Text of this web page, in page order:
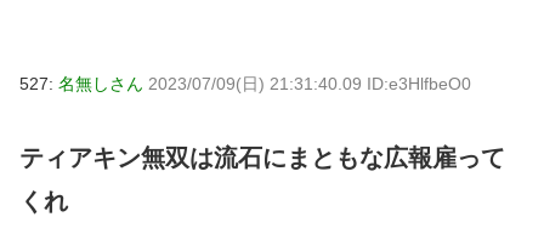
527: 名無しさん 2023/07/09(日) 21:31:40.09 ID:e3HlfbeO0
ティアキン無双は流石にまともな広報雇って
くれ